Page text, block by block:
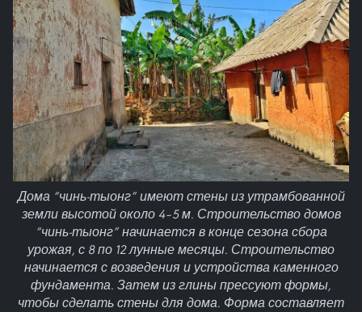
Дома “чинь-тыонг” имеют стены из утрамбованной
земли высотой около 4–5 м. Строительство домов
“чинь-тыонг” начинается в конце сезона сбора
урожая, с 8 по 12 лунные месяцы. Строительство
начинается с возведения и устройства каменного
фундамента. Затем из глины прессуют формы,
чтобы сделать стены для дома. Форма составляет